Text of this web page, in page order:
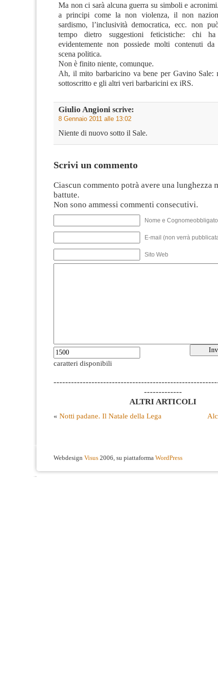
Ma non ci sarà alcuna guerra su simboli e
a principi come la non violenza, il non
sardismo, l’inclusività democratica, ecc. non
tempo dietro suggestioni feticistiche: chi
evidentemente non possiede molti contenuti da
scena politica.
Non è finito niente, comunque.
Ah, il mito barbaricino va bene per Gavino Sale:
sottoscritto e gli altri veri barbaricini ex iRS.
Giulio Angioni scrive:
8 Gennaio 2011 alle 13:02
Niente di nuovo sotto il Sale.
Scrivi un commento
Ciascun commento potrà avere una lunghezza
battute.
Non sono ammessi commenti consecutivi.
Nome e
E-mail (non verrà
Sito Web
caratteri disponibili
-------------
ALTRI ARTICOLI
« Notti padane. Il Natale della Lega
Webdesign Visus 2006, su piattaforma WordPress